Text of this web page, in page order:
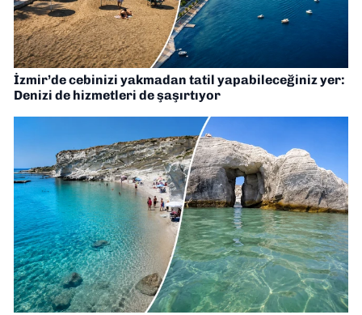
İzmir’de cebinizi yakmadan tatil yapabileceğiniz yer:
Denizi de hizmetleri de şaşırtıyor